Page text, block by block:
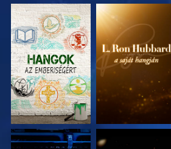
A SOROZAT
RÉSZEI
A SOROZAT
RÉSZEI